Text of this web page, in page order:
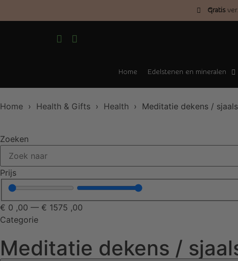
Gratis
Home Edelstenen en mineralen
Home › Health & Gifts › Health › Meditatie dekens /
Zoeken
Prijs
€ 0 ,00 — € 1575 ,00
Categorie
Meditatie dekens /